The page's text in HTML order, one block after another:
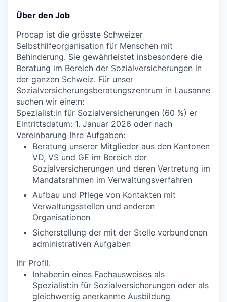
Über den Job
Procap ist die grösste Schweizer
Selbsthilfeorganisation für Menschen mit
Behinderung. Sie gewährleistet insbesondere die
Beratung im Bereich der Sozialversicherungen in
der ganzen Schweiz. Für unser
Sozialversicherungsberatungszentrum in Lausanne
suchen wir eine:n:
Spezialist:in für Sozialversicherungen (60 %) er
Eintrittsdatum: 1. Januar 2026 oder nach
Vereinbarung Ihre Aufgaben:
Beratung unserer Mitglieder aus den Kantonen
VD, VS und GE im Bereich der
Sozialversicherungen und deren Vertretung im
Mandatsrahmen im Verwaltungsverfahren
Aufbau und Pflege von Kontakten mit
Verwaltungsstellen und anderen
Organisationen
Sicherstellung der mit der Stelle verbundenen
administrativen Aufgaben
Ihr Profil:
Inhaber:in eines Fachausweises als
Spezialist:in für Sozialversicherungen oder als
gleichwertig anerkannte Ausbildung